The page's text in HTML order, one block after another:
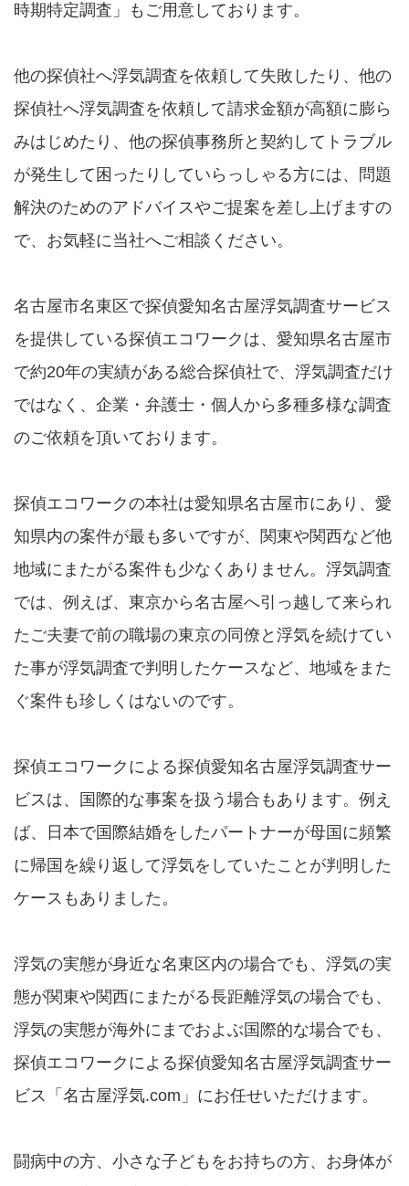
時期特定調査」もご用意しております。
他の探偵社へ浮気調査を依頼して失敗したり、他の
探偵社へ浮気調査を依頼して請求金額が高額に膨ら
みはじめたり、他の探偵事務所と契約してトラブル
が発生して困ったりしていらっしゃる方には、問題
解決のためのアドバイスやご提案を差し上げますの
で、お気軽に当社へご相談ください。
名古屋市名東区で探偵愛知名古屋浮気調査サービス
を提供している探偵エコワークは、愛知県名古屋市
で約20年の実績がある総合探偵社で、浮気調査だけ
ではなく、企業・弁護士・個人から多種多様な調査
のご依頼を頂いております。
探偵エコワークの本社は愛知県名古屋市にあり、愛
知県内の案件が最も多いですが、関東や関西など他
地域にまたがる案件も少なくありません。浮気調査
では、例えば、東京から名古屋へ引っ越して来られ
たご夫妻で前の職場の東京の同僚と浮気を続けてい
た事が浮気調査で判明したケースなど、地域をまた
ぐ案件も珍しくはないのです。
探偵エコワークによる探偵愛知名古屋浮気調査サー
ビスは、国際的な事案を扱う場合もあります。例え
ば、日本で国際結婚をしたパートナーが母国に頻繁
に帰国を繰り返して浮気をしていたことが判明した
ケースもありました。
浮気の実態が身近な名東区内の場合でも、浮気の実
態が関東や関西にまたがる長距離浮気の場合でも、
浮気の実態が海外にまでおよぶ国際的な場合でも、
探偵エコワークによる探偵愛知名古屋浮気調査サー
ビス「名古屋浮気.com」にお任せいただけます。
闘病中の方、小さな子どもをお持ちの方、お身体が